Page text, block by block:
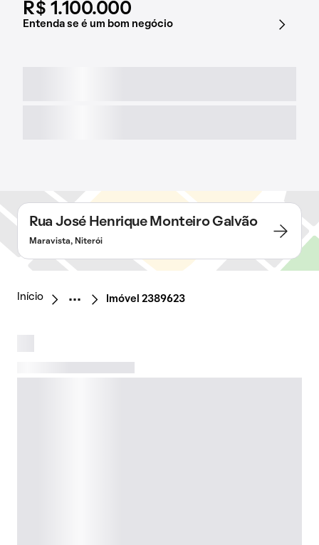
R$ 1.100.000
Entenda se é um bom negócio
Rua José Henrique Monteiro Galvão
Maravista, Niterói
Início Imóvel 2389623